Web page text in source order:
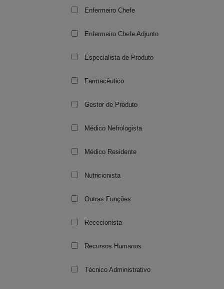
Enfermeiro Chefe
Enfermeiro Chefe Adjunto
Especialista de Produto
Farmacêutico
Gestor de Produto
Médico Nefrologista
Médico Residente
Nutricionista
Outras Funções
Rececionista
Recursos Humanos
Técnico Administrativo